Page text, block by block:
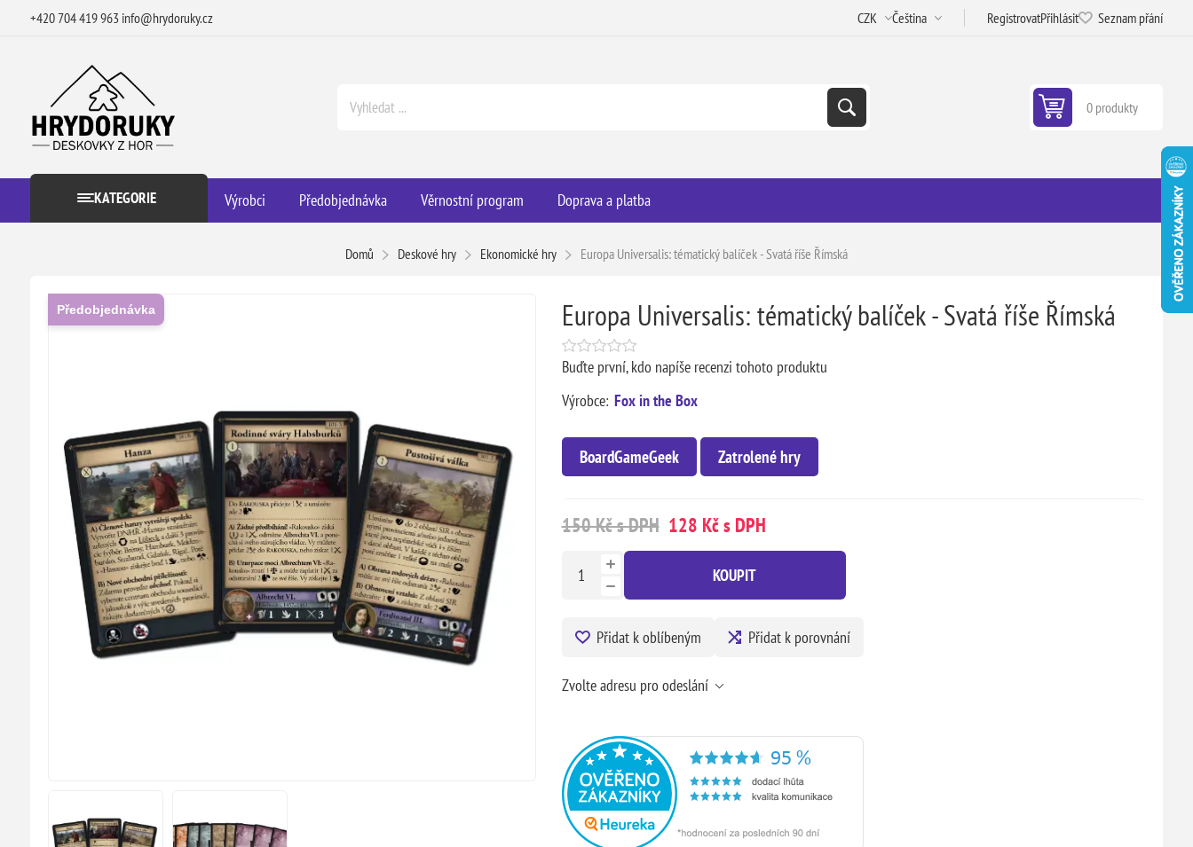
+420 704 419 963 info@hrydoruky.cz RegistrovatPřihlásit Seznam přání
0 produkty
KATEGORIE Výrobci Předobjednávka Věrnostní program Doprava a platba
Domů Deskové hry Ekonomické hry Europa Universalis: tématický balíček - Svatá říše Římská
Předobjednávka Europa Universalis: tématický balíček - Svatá říše Římská
Buďte první, kdo napíše recenzi tohoto produktu
Výrobce: Fox in the Box
BoardGameGeek Zatrolené hry
150 Kč s DPH 128 Kč s DPH
KOUPIT
Přidat k oblíbeným Přidat k porovnání
Zvolte adresu pro odeslání